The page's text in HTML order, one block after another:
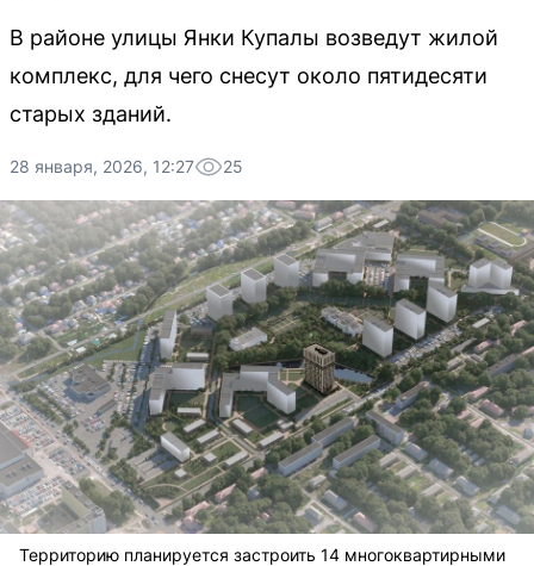
В районе улицы Янки Купалы возведут жилой
комплекс, для чего снесут около пятидесяти
старых зданий.
28 января, 2026, 12:27 25
Территорию планируется застроить 14 многоквартирными